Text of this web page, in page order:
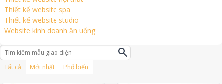
Thiết kế website spa
Thiết kế website studio
Website kinh doanh ăn uống
search
Tất cả Mới nhất Phổ biến